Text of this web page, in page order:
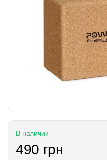
В наличии
490 грн